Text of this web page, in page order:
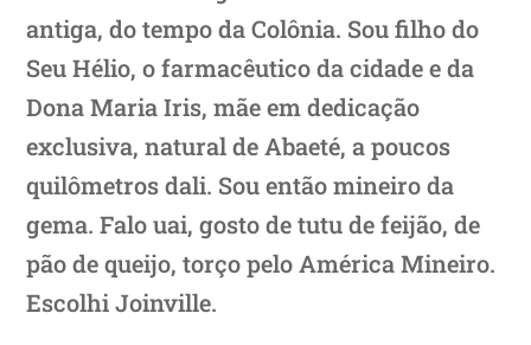
antiga, do tempo da Colônia. Sou filho do
Seu Hélio, o farmacêutico da cidade e da
Dona Maria Iris, mãe em dedicação
exclusiva, natural de Abaeté, a poucos
quilômetros dali. Sou então mineiro da
gema. Falo uai, gosto de tutu de feijão, de
pão de queijo, torço pelo América Mineiro.
Escolhi Joinville.